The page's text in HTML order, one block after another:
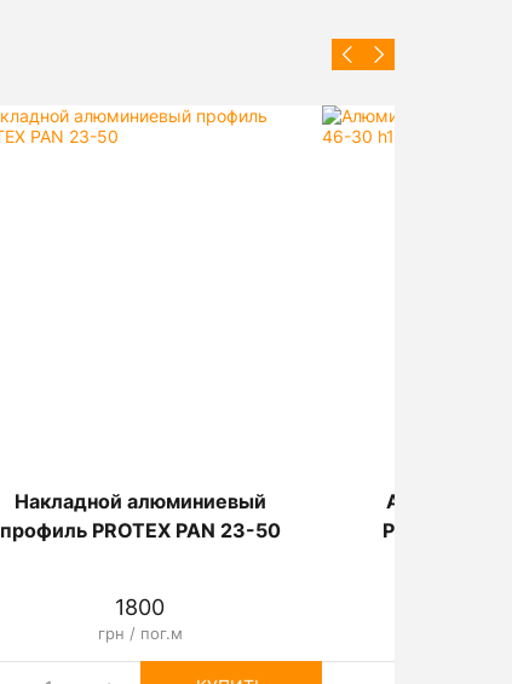
Накладной алюминиевый
профиль PROTEX PAN 23-50
1800
грн / пог.м
PROTEX